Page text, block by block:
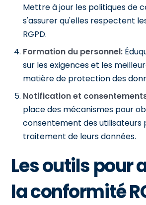
Mettre à jour les politiques de
s'assurer qu'elles respectent
RGPD.
Formation du personnel:
sur les exigences et les
matière de protection des
Notification et
place des mécanismes pour
consentement des utilisateurs
traitement de leurs données.
Les outils pour
la conformité